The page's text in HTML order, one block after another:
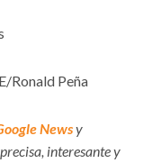
Ronald Peña
Newsy
interesante y